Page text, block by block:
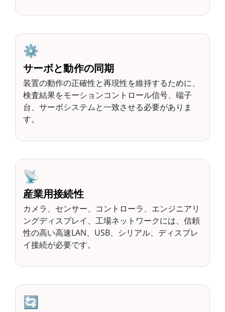
⚙️
サーボと動作の同期
装置の動作の正確性と再現性を維持するために、
検査結果をモーションコントロール信号、端子
台、サーボシステムと一致させる必要がありま
す。
📡
産業用接続性
カメラ、センサー、コントローラ、エンジニアリ
ングディスプレイ、工場ネットワークには、信頼
性の高い高速LAN、USB、シリアル、ディスプレ
イ接続が必要です。
🔄